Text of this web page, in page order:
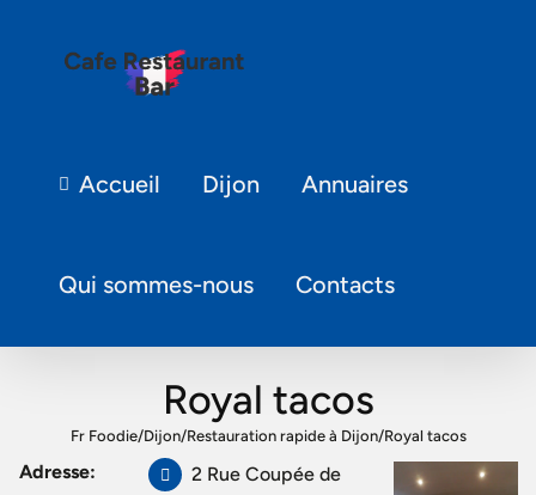
Accueil Dijon Annuaires
Qui sommes-nous Contacts
Royal tacos
Fr Foodie/Dijon/Restauration rapide à Dijon/Royal tacos
Adresse:
2 Rue Coupée de